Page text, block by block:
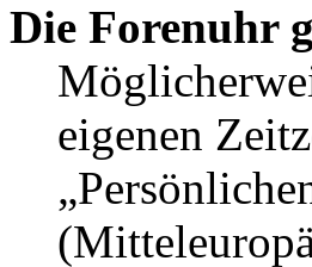
Die Forenuhr
eigenen